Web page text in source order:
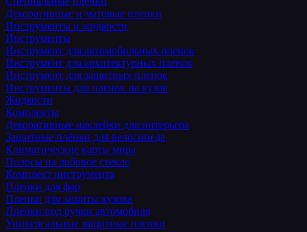
Декоративные и матовые пленки
Инструменты и жидкости
Инструменты
Инструмент для автомобильных пленок
Инструмент для архитектурных пленок
Инструмент для защитных пленок
Инструменты для пленок на кузов
Жидкости
Комплекты
Декоративные наклейки для интерьера
Защитные плёнки для велосипеда
Климатические карты мира
Полосы на лобовое стекло
Комплект инструмента
Пленки для фар
Пленки для защиты кузова
Пленки под ручки автомобиля
Универсальные защитные пленки